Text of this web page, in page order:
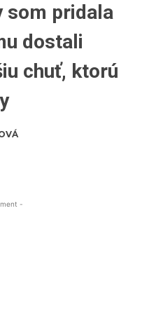
som pridala
dostali
chuť, ktorú
-